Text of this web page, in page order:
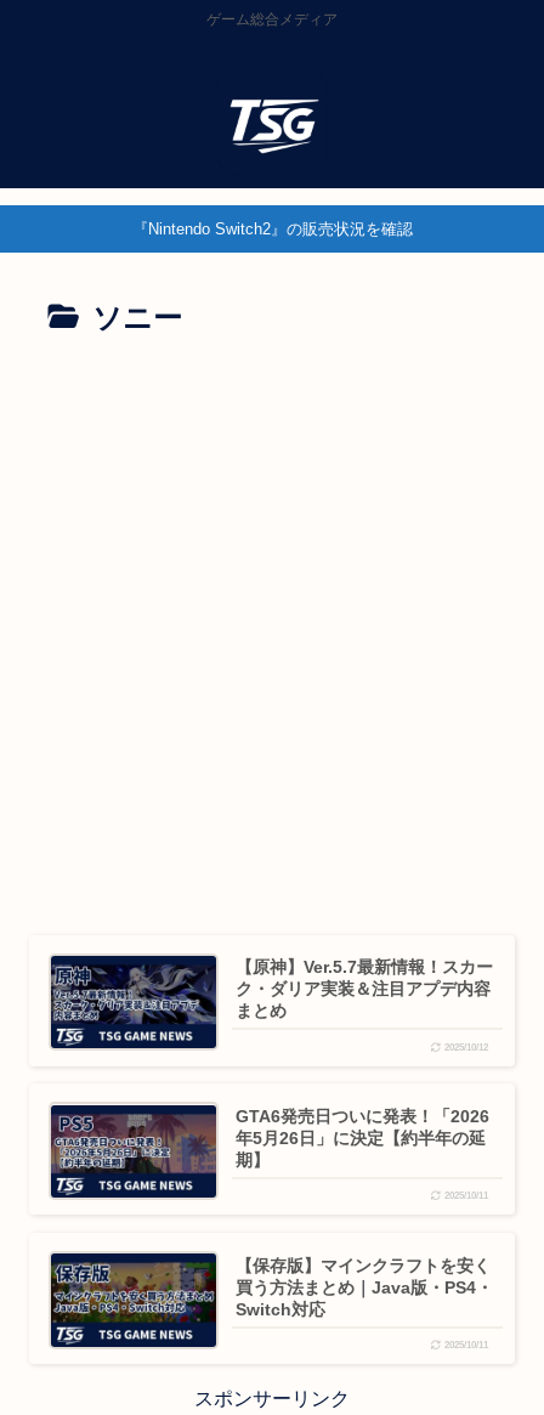
ゲーム総合メディア
『Nintendo Switch2』の販売状況を確認
ソニー
【原神】Ver.5.7最新情報！スカー
ク・ダリア実装＆注目アプデ内容
まとめ
2025/10/12
GTA6発売日ついに発表！「2026
年5月26日」に決定【約半年の延
期】
2025/10/11
【保存版】マインクラフトを安く
買う方法まとめ｜Java版・PS4・
Switch対応
2025/10/11
スポンサーリンク